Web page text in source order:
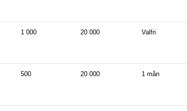
1 000 20 000 Valfri
500 20 000 1 mån